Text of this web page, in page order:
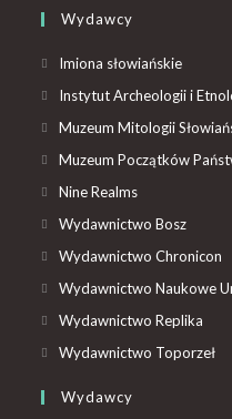
Wydawcy
Imiona słowiańskie
Instytut Archeologii i
Muzeum Mitologii
Muzeum Początków
Nine Realms
Wydawnictwo Bosz
Wydawnictwo Chronicon
Wydawnictwo Naukowe
Wydawnictwo Replika
Wydawnictwo Toporzeł
Wydawcy